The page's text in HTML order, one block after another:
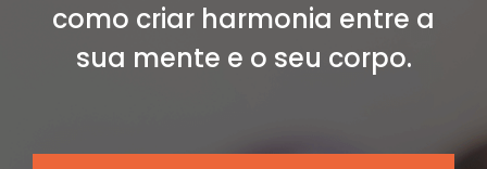
como criar harmonia entre a
sua mente e o seu corpo.